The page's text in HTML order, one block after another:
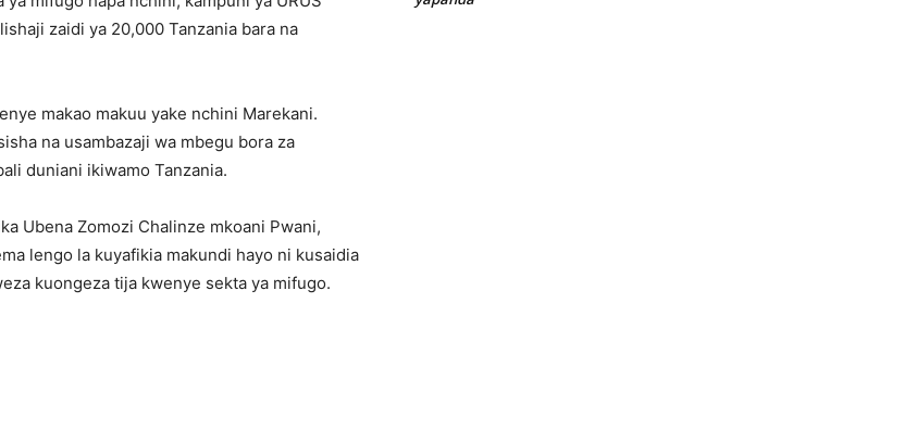
zaidi ya 20,000 Tanzania bara na
makao makuu yake nchini Marekani.
na usambazaji wa mbegu bora za
duniani ikiwamo Tanzania.
Ubena Zomozi Chalinze mkoani Pwani,
lengo la kuyafikia makundi hayo ni kusaidia
kuongeza tija kwenye sekta ya mifugo.